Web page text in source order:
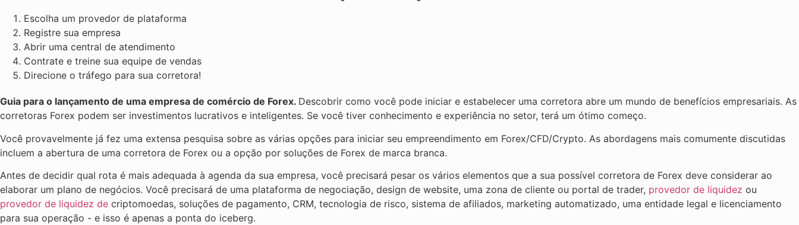
Escolha um provedor de plataforma
Registre sua empresa
Abrir uma central de atendimento
Contrate e treine sua equipe de vendas
Direcione o tráfego para sua corretora!
Guia para o lançamento de uma empresa de comércio de Forex. Descobrir como você pode iniciar e estabelecer uma corretora abre um mundo de benefícios empresariais. As
corretoras Forex podem ser investimentos lucrativos e inteligentes. Se você tiver conhecimento e experiência no setor, terá um ótimo começo.
Você provavelmente já fez uma extensa pesquisa sobre as várias opções para iniciar seu empreendimento em Forex/CFD/Crypto. As abordagens mais comumente discutidas
incluem a abertura de uma corretora de Forex ou a opção por soluções de Forex de marca branca.
Antes de decidir qual rota é mais adequada à agenda da sua empresa, você precisará pesar os vários elementos que a sua possível corretora de Forex deve considerar ao
elaborar um plano de negócios. Você precisará de uma plataforma de negociação, design de website, uma zona de cliente ou portal de trader, provedor de liquidez ou
provedor de liquidez de criptomoedas, soluções de pagamento, CRM, tecnologia de risco, sistema de afiliados, marketing automatizado, uma entidade legal e licenciamento
para sua operação - e isso é apenas a ponta do iceberg.